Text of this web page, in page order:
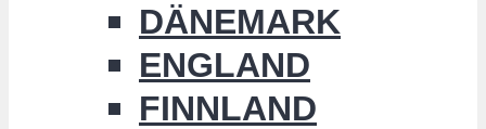
DÄNEMARK
ENGLAND
FINNLAND